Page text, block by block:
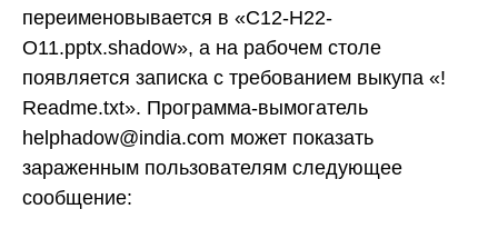
переименовывается в «C12-H22-
O11.pptx.shadow», а на рабочем столе
появляется записка с требованием выкупа «!
Readme.txt». Программа-вымогатель
helphadow@india.com может показать
зараженным пользователям следующее
сообщение: